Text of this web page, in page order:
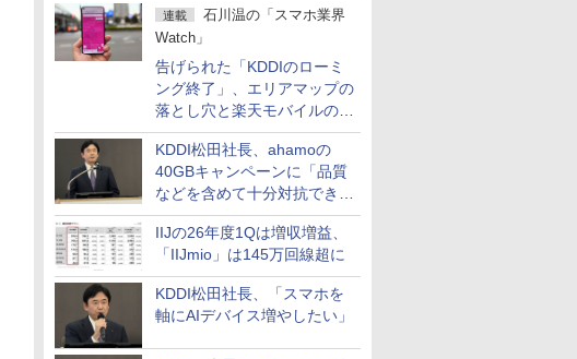
連載
石川温の「スマホ業界
Watch」
告げられた「KDDIのローミ
ング終了」、エリアマップの
落とし穴と楽天モバイルの課
題
KDDI松田社長、ahamoの
40GBキャンペーンに「品質
などを含めて十分対抗でき
る」
IIJの26年度1Qは増収増益、
「IIJmio」は145万回線超に
KDDI松田社長、「スマホを
軸にAIデバイス増やしたい」